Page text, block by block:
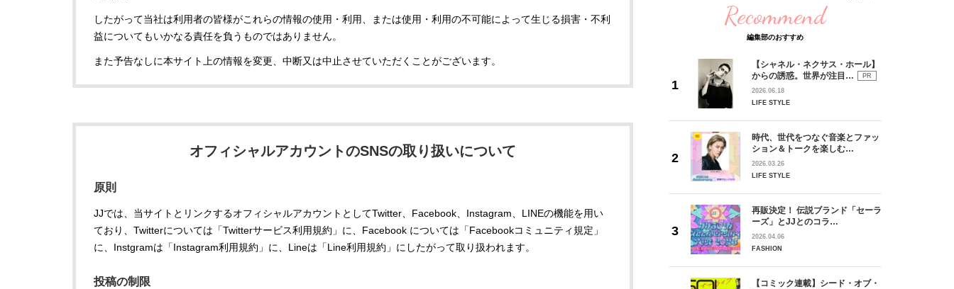
したがって当社は利用者の皆様がこれらの情報の使用・利用、または使用・利用の不可能によって生じる損害・不利
益についてもいかなる責任を負うものではありません。
また予告なしに本サイト上の情報を変更、中断又は中止させていただくことがございます。
オフィシャルアカウントのSNSの取り扱いについて
原則
JJでは、当サイトとリンクするオフィシャルアカウントとしてTwitter、Facebook、Instagram、LINEの機能を用い
ており、Twitterについては「Twitterサービス利用規約」に、Facebook については「Facebookコミュニティ規定」
に、Instgramは「Instagram利用規約」に、Lineは「Line利用規約」にしたがって取り扱われます。
投稿の制限
Recommend
編集部のおすすめ
【シャネル・ネクサス・ホール】
からの誘惑。世界が注目…
PR
2026.06.18
LIFE STYLE
時代、世代をつなぐ音楽とファッ
ション＆トークを楽しむ…
2026.03.26
LIFE STYLE
再販決定！ 伝説ブランド「セーラ
ーズ」とJJとのコラ…
2026.04.06
FASHION
【コミック連載】シード・オブ・